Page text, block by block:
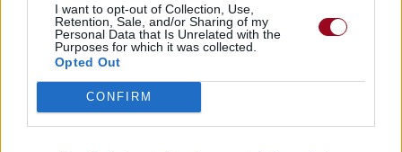
I want to opt-out of Collection, Use,
Retention, Sale, and/or Sharing of my
Personal Data that Is Unrelated with the
Purposes for which it was collected.
Opted Out
CONFIRM
Chanteurs : Glass Animals
Albums :